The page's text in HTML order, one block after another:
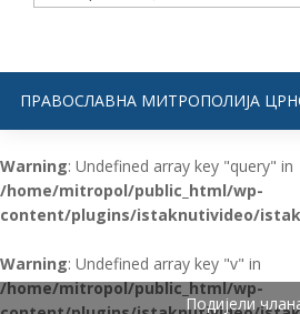
ПРАВОСЛАВНА МИТРОПОЛИЈА
Warning: Undefined array key "query" in
/home/mitropol/public_html/wp-
content/plugins/istaknutivideo/
Warning: Undefined array key "v" in
/home/mitropol/public_html/wp-
Подијели